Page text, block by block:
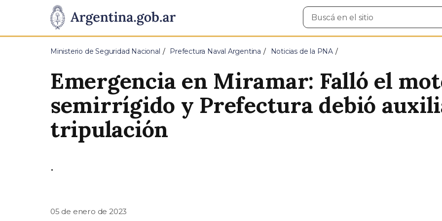
Presidencia
de
Pasar al contenido principal
Buscar
en
Ministerio de Seguridad Nacional Prefectura Naval Argentina Noticias de la PNA
Emergencia en Miramar: Falló el
semirrígido y Prefectura debió
tripulación
.
05 de enero de 2023